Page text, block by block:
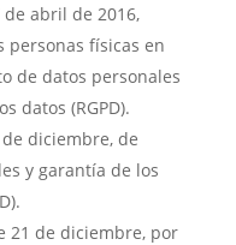
de abril de 2016,
personas físicas en
de datos personales
datos (RGPD).
diciembre, de
y garantía de los
21 de diciembre, por